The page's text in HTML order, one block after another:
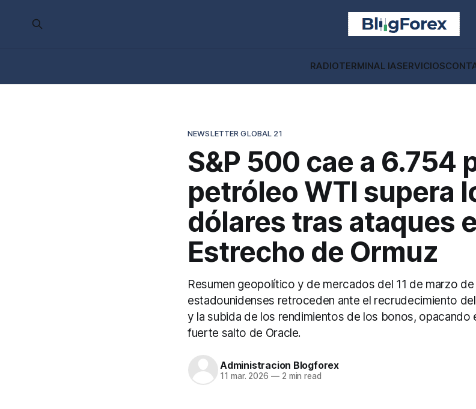
RADIOTERMINAL IASERVICIOS
NEWSLETTER GLOBAL 21
S&P 500 cae a 6.754
petróleo WTI supera
dólares tras ataques
Estrecho de Ormuz
Resumen geopolítico y de mercados del 11 de marzo
estadounidenses retroceden ante el recrudecimiento
y la subida de los rendimientos de los bonos, opacando
fuerte salto de Oracle.
Administracion Blogforex
11 mar. 2026 —2 min read